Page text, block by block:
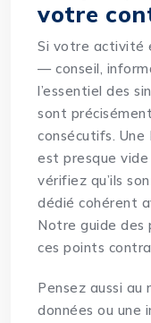
votre
Si votre activité
— conseil,
l’essentiel des
sont
consécutifs. Une
est presque
vérifiez qu’ils
dédié cohérent
Notreguide des
ces points
Pensez aussi au
données ou une